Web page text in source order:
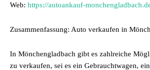
Web: https://autoankauf-
Zusammenfassung: Auto verkaufen in
In Mönchengladbach gibt es zahlreiche
zu verkaufen, sei es ein Gebrauchtwagen,